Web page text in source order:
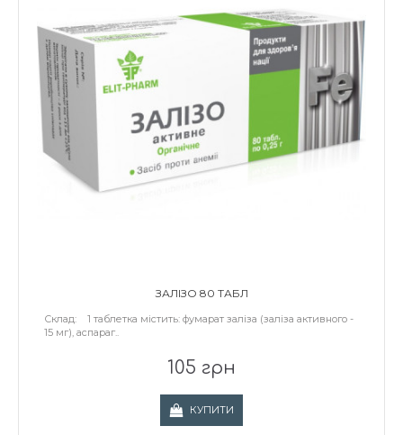
ЗАЛІЗО 80 ТАБЛ
Склад: 1 таблетка містить: фумарат заліза (заліза активного -
15 мг), аспараг..
105 грн
КУПИТИ